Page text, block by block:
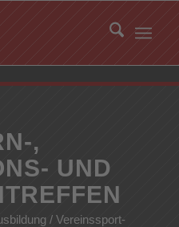
,
UND
/ Vereinssport-